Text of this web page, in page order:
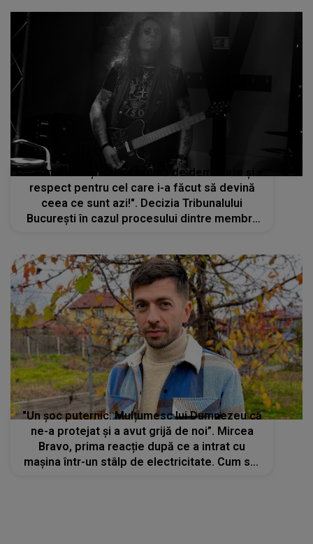
"Banul le ia și ultima brumă de demnitate și
respect pentru cel care i-a făcut să devină
ceea ce sunt azi!". Decizia Tribunalului
București în cazul procesului dintre membrii
"Un șoc puternic. Mulțumesc lui Dumnezeu că
ne-a protejat și a avut grijă de noi”. Mircea
Bravo, prima reacție după ce a intrat cu
mașina într-un stâlp de electricitate. Cum s-a